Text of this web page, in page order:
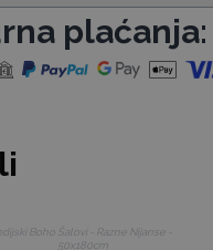
plaćanja: